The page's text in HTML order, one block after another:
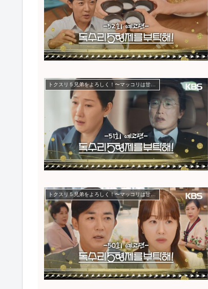
トクスリ５兄弟をよろしく！〜マッコリは甘い恋の味〜